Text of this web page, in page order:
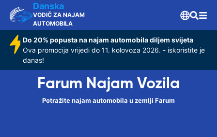
Danska
VODIČ ZA NAJAM
AUTOMOBILA
Do 20% popusta na najam automobila diljem svijeta
Ova promocija vrijedi do 11. kolovoza 2026. - iskoristite je
danas!
Farum Najam Vozila
Potražite najam automobila u zemlji Farum